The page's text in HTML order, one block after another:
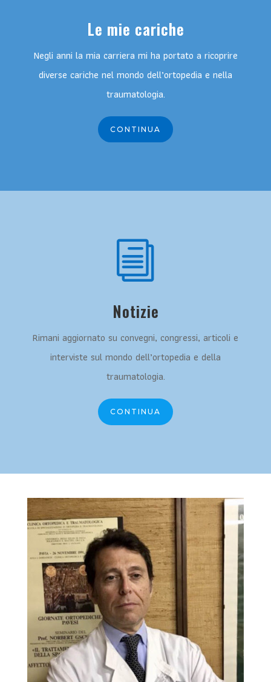
Le mie cariche
Negli anni la mia carriera mi ha portato a ricoprire
diverse cariche nel mondo dell’ortopedia e nella
traumatologia.
CONTINUA
i
Notizie
Rimani aggiornato su convegni, congressi, articoli e
interviste sul mondo dell’ortopedia e della
traumatologia.
CONTINUA